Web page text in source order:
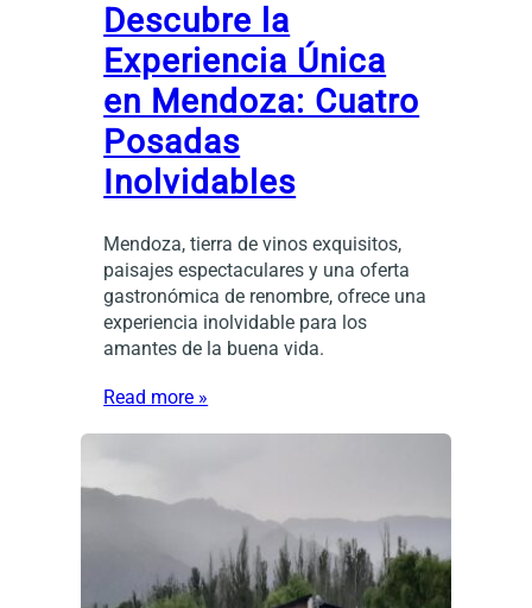
Descubre la
Experiencia Única
en Mendoza: Cuatro
Posadas
Inolvidables
Mendoza, tierra de vinos exquisitos,
paisajes espectaculares y una oferta
gastronómica de renombre, ofrece una
experiencia inolvidable para los
amantes de la buena vida.
Read more »